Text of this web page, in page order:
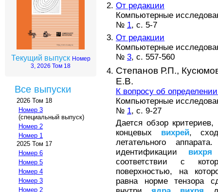
Текущий выпуск Номер
3, 2026 Том 18
Все выпуски
2026 Том 18
Номер 3
(специальный выпуск)
Номер 2
Номер 1
2025 Том 17
Номер 6
Номер 5
Номер 4
Номер 3
Номер 2
От редакции
Компьютерные
№ 1, с. 5-7
От редакции
Компьютерные
№ 3, с. 557-560
Степанов Р.П.,
Е.В.
К вопросу об
Компьютерные
№ 1, с. 9-27
Дается обзор
концевых вихрей,
летательного
идентификации вихря
соответствии с
поверхностью, на
равна норме тензора